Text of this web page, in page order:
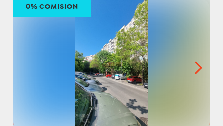
0% COMISION